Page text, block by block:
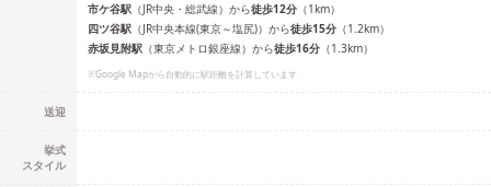
市ケ谷駅 （JR中央・総武線） から徒歩12分 （1km）
四ツ谷駅 （JR中央本線(東京～塩尻)） から徒歩15分 （1.2km）
赤坂見附駅 （東京メトロ銀座線） から徒歩16分 （1.3km）
※Google Mapから自動的に駅距離を計算しています
送迎
挙式
スタイル